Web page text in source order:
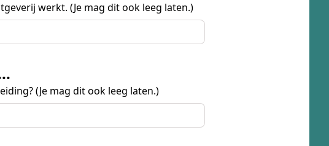
werkt. (Je mag dit ook leeg laten.)
(Je mag dit ook leeg laten.)